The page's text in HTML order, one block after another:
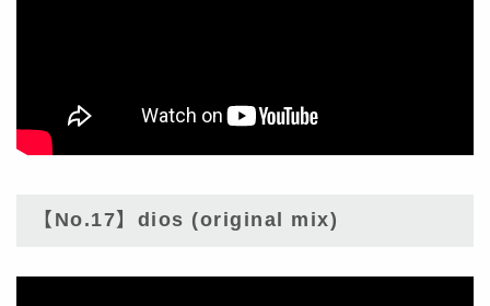
【No.17】dios (original mix)